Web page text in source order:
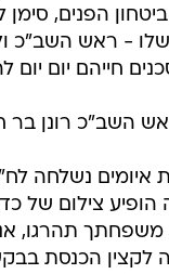
הפנים,
- ראש השב"כ
חייהם יום יום
השב"כ רונן בר
איומים נשלחה
הופיע צילום של
משפחתך תהרגו,
לקצין הכנסת